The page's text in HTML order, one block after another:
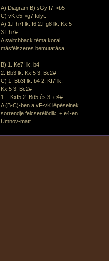
A) Diagram B) sGy f7->b5
C) vK e5->g7 folyt.
A) 1.Fh7! lk. f6 2.Fg8 lk. Kxf5
3.Fh7#
A switchback téma korai,
másfélszeres bemutatása.
B) 1. Ke7! lk. b4
2. Bb3 lk. Kxf5 3. Bc2#
C) 1. Bb3! lk. b4 2. Kf7 lk.
Kxf5 3. Bc2#
1. - Kxf5 2. Bd5 és 3. e4#
A (B-C)-ben a vF-vK lépéseinek
sorrendje felcserélődik, + e4-en
Umnov-matt..